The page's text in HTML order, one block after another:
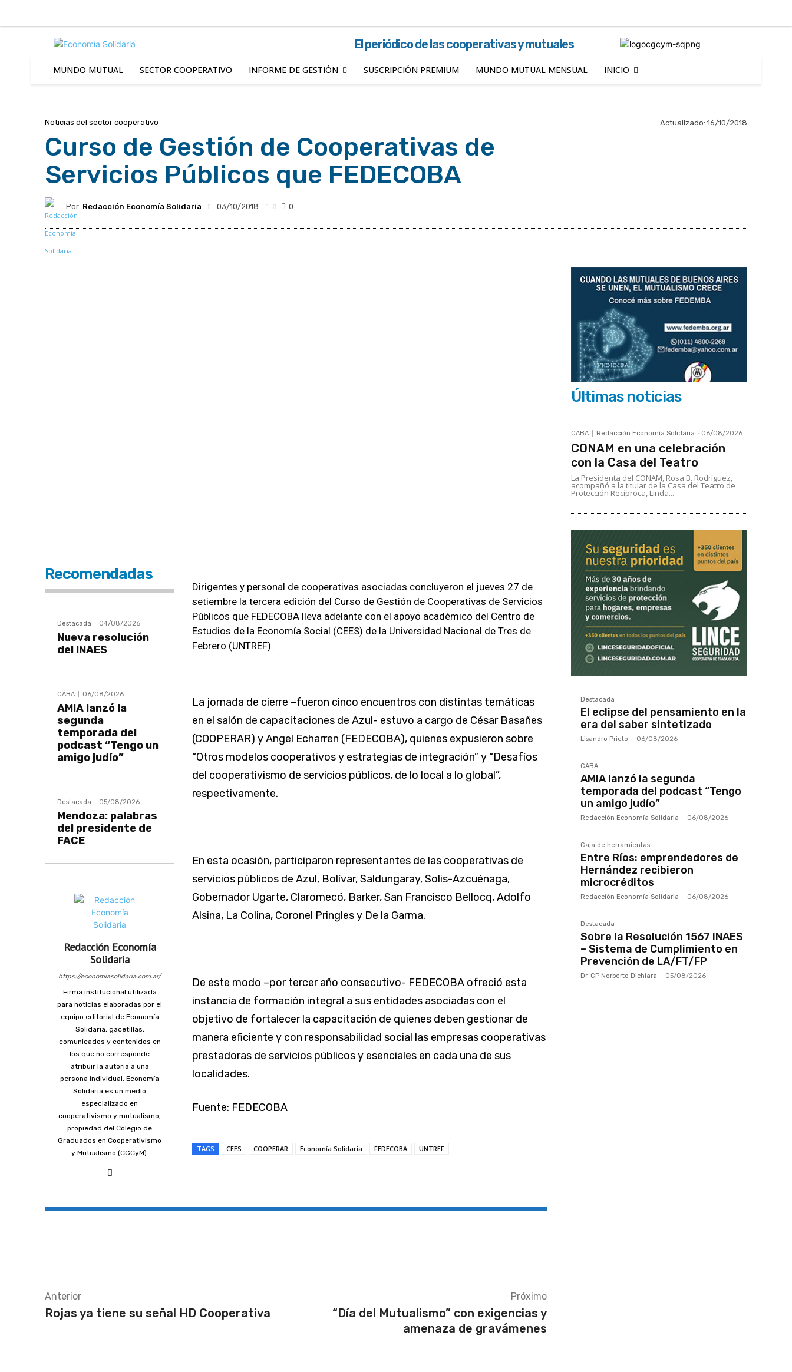
El periódico de las cooperativas y mutuales
MUNDO MUTUAL SECTOR COOPERATIVO INFORME DE GESTIÓN SUSCRIPCIÓN PREMIUM MUNDO MUTUAL MENSUAL INICIO
Noticias del sector cooperativo Actualizado: 16/10/2018
Curso de Gestión de Cooperativas de
Servicios Públicos que FEDECOBA
Por Redacción Economía Solidaria 03/10/2018 0
Recomendadas
Destacada 04/08/2026
Nueva resolución
del INAES
CABA 06/08/2026
AMIA lanzó la
segunda
temporada del
podcast “Tengo un
amigo judío”
Destacada 05/08/2026
Mendoza: palabras
del presidente de
FACE
Redacción Economía
Solidaria
https://economiasolidaria.com.ar/
Firma institucional utilizada
para noticias elaboradas por el
equipo editorial de Economía
Solidaria, gacetillas,
comunicados y contenidos en
los que no corresponde
atribuir la autoría a una
persona individual. Economía
Solidaria es un medio
especializado en
cooperativismo y mutualismo,
propiedad del Colegio de
Graduados en Cooperativismo
y Mutualismo (CGCyM).
Dirigentes y personal de cooperativas asociadas concluyeron el jueves 27 de
setiembre la tercera edición del Curso de Gestión de Cooperativas de Servicios
Públicos que FEDECOBA lleva adelante con el apoyo académico del Centro de
Estudios de la Economía Social (CEES) de la Universidad Nacional de Tres de
Febrero (UNTREF).
La jornada de cierre –fueron cinco encuentros con distintas temáticas
en el salón de capacitaciones de Azul- estuvo a cargo de César Basañes
(COOPERAR) y Angel Echarren (FEDECOBA), quienes expusieron sobre
“Otros modelos cooperativos y estrategias de integración” y “Desafíos
del cooperativismo de servicios públicos, de lo local a lo global”,
respectivamente.
En esta ocasión, participaron representantes de las cooperativas de
servicios públicos de Azul, Bolívar, Saldungaray, Solis-Azcuénaga,
Gobernador Ugarte, Claromecó, Barker, San Francisco Bellocq, Adolfo
Alsina, La Colina, Coronel Pringles y De la Garma.
De este modo –por tercer año consecutivo- FEDECOBA ofreció esta
instancia de formación integral a sus entidades asociadas con el
objetivo de fortalecer la capacitación de quienes deben gestionar de
manera eficiente y con responsabilidad social las empresas cooperativas
prestadoras de servicios públicos y esenciales en cada una de sus
localidades.
Fuente: FEDECOBA
TAGS CEES COOPERAR Economía Solidaria FEDECOBA UNTREF
Anterior
Rojas ya tiene su señal HD Cooperativa
Próximo
“Día del Mutualismo” con exigencias y
amenaza de gravámenes
Últimas noticias
CABA Redacción Economía Solidaria - 06/08/2026
CONAM en una celebración
con la Casa del Teatro
La Presidenta del CONAM, Rosa B. Rodríguez,
acompañó a la titular de la Casa del Teatro de
Protección Recíproca, Linda...
Destacada
El eclipse del pensamiento en la
era del saber sintetizado
Lisandro Prieto - 06/08/2026
CABA
AMIA lanzó la segunda
temporada del podcast “Tengo
un amigo judío”
Redacción Economía Solidaria - 06/08/2026
Caja de herramientas
Entre Ríos: emprendedores de
Hernández recibieron
microcréditos
Redacción Economía Solidaria - 06/08/2026
Destacada
Sobre la Resolución 1567 INAES
– Sistema de Cumplimiento en
Prevención de LA/FT/FP
Dr. CP Norberto Dichiara - 05/08/2026